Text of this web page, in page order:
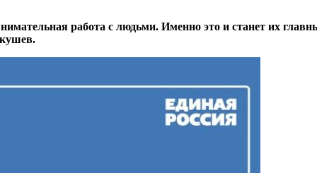
работа с людьми. Именно это и станет их